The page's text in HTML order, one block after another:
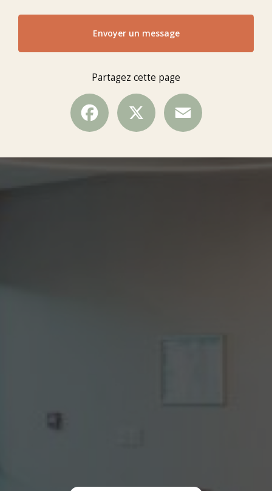
Envoyer un message
Partagez cette page
Facebook